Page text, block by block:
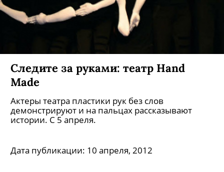
Следите за руками: театр Hand
Made
Актеры театра пластики рук без слов
демонстрируют и на пальцах рассказывают
истории. С 5 апреля.
Дата публикации: 10 апреля, 2012